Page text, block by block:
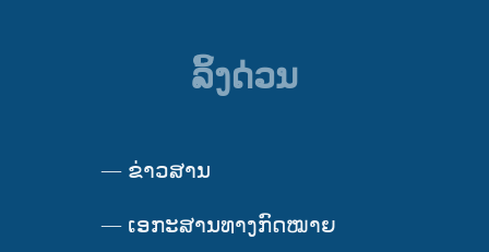
ລິ້ງດ່ວນ
— ຂ່າວສານ
— ເອກະສານທາງກົດໝາຍ